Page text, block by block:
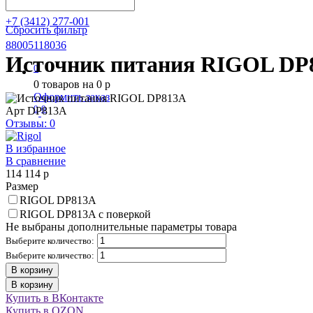
+7 (3412) 277-001
88005118036
0
0 товаров на 0 p
Оформить заказ
0 0
Сбросить фильтр
Источник питания RIGOL
Арт DP813A
Отзывы: 0
В избранное
В сравнение
114 114 p
Размер
RIGOL DP813A
RIGOL DP813A с поверкой
Не выбраны дополнительные параметры товара
Выберите количество:
Выберите количество:
В корзину
В корзину
Купить в ВКонтакте